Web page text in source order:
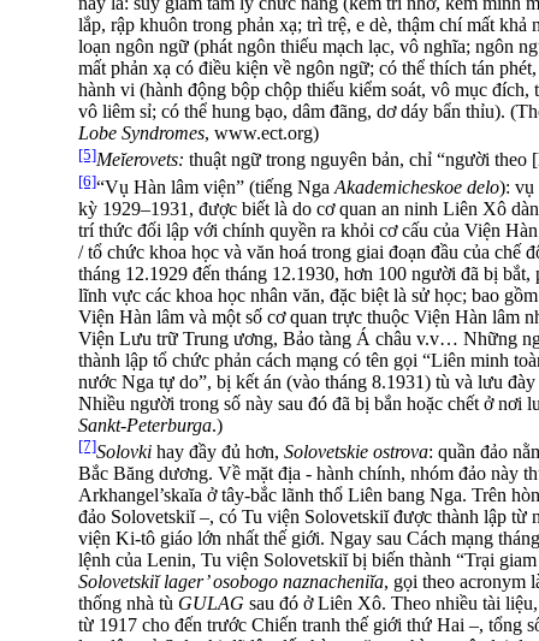
lắp, rập khuôn trong phản xạ; trì trệ, e dè, thậm chí mất
loạn ngôn ngữ (phát ngôn thiếu mạch lạc, vô nghĩa; ngôn
mất phản xạ có điều kiện về ngôn ngữ; có thể thích tán
hành vi (hành động bộp chộp thiếu kiểm soát, vô mục đích,
vô liêm sỉ; có thể hung bạo, dâm đãng, dơ dáy bẩn thỉu).
Lobe Syndromes, www.ect.org)
[5]Meĭerovets: thuật ngữ trong nguyên bản, chỉ “người theo
[6]“Vụ Hàn lâm viện” (tiếng Nga Akademicheskoe delo): vụ
kỳ 1929–1931, được biết là do cơ quan an ninh Liên Xô
trí thức đối lập với chính quyền ra khỏi cơ cấu của Viện
/ tổ chức khoa học và văn hoá trong giai đoạn đầu của chế
tháng 12.1929 đến tháng 12.1930, hơn 100 người đã bị
lĩnh vực các khoa học nhân văn, đặc biệt là sử học; bao
Viện Hàn lâm và một số cơ quan trực thuộc Viện Hàn lâm
Viện Lưu trữ Trung ương, Bảo tàng Á châu v.v… Những
thành lập tổ chức phản cách mạng có tên gọi “Liên minh
nước Nga tự do”, bị kết án (vào tháng 8.1931) tù và lưu
Nhiều người trong số này sau đó đã bị bắn hoặc chết ở nơi
Sankt-Peterburga.)
[7]Solovki hay đầy đủ hơn, Solovetskie ostrova: quần đảo
Bắc Băng dương. Về mặt địa - hành chính, nhóm đảo này
Arkhangel’skaĭa ở tây-bắc lãnh thổ Liên bang Nga. Trên
đảo Solovetskiĭ –, có Tu viện Solovetskiĭ được thành lập từ
viện Ki-tô giáo lớn nhất thế giới. Ngay sau Cách mạng
lệnh của Lenin, Tu viện Solovetskiĭ bị biến thành “Trại
Solovetskiĭ lager’ osobogo naznacheniĭa, gọi theo acronym
thống nhà tù GULAG sau đó ở Liên Xô. Theo nhiều tài
từ 1917 cho đến trước Chiến tranh thế giới thứ Hai –, tổng